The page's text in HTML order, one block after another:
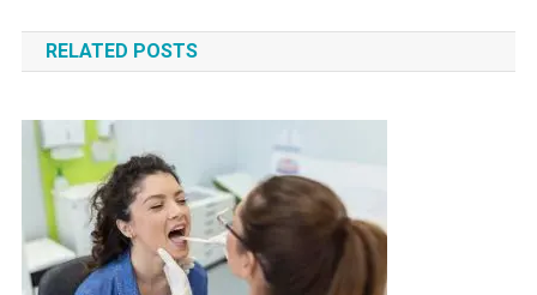
în
articole
RELATED POSTS